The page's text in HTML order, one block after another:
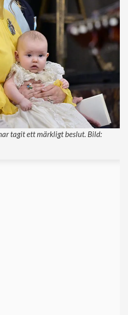
tagit ett märkligt beslut. Bild: